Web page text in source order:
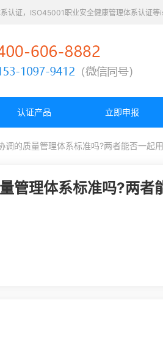
证，ISO45001职业安全健康管理体系认证等
认证产品 立即申报
的质量管理体系标准吗?两者能否一起
管理体系标准吗?两者